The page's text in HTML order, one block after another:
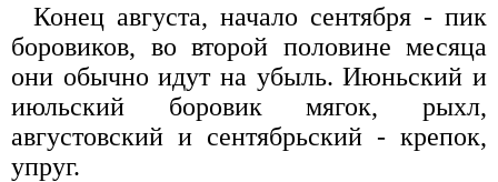
Конец августа, начало сентября - пик
боровиков, во второй половине месяца
они обычно идут на убыль. Июньский и
июльский боровик мягок, рыхл,
августовский и сентябрьский - крепок,
упруг.